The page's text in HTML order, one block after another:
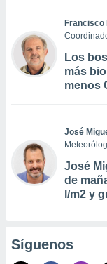
Francisco
Los
más
menos
José
José
de
l/m2 y
Síguenos